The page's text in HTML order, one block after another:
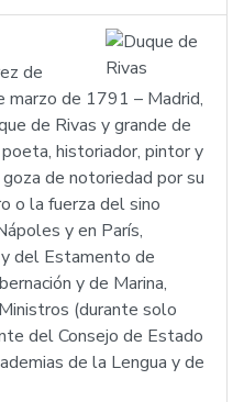
de
marzo de 1791 – Madrid,
de Rivas y grande de
historiador, pintor y
de notoriedad por su
o la fuerza del sino
y en París,
del Estamento de
y de Marina,
(durante solo
del Consejo de Estado
de la Lengua y de